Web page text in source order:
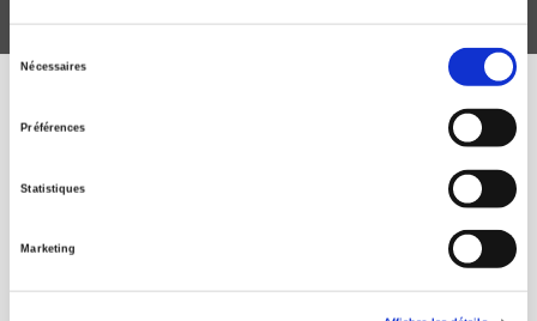
Nécessaires
Préférences
Statistiques
Marketing
ÉVÉNEMENTS PRÉCÉDENTS
européennes